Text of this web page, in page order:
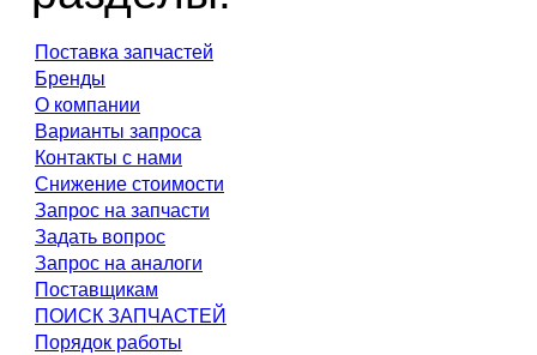
Поставка запчастей
Бренды
О компании
Варианты запроса
Контакты с нами
Снижение стоимости
Запрос на запчасти
Задать вопрос
Запрос на аналоги
Поставщикам
ПОИСК ЗАПЧАСТЕЙ
Порядок работы